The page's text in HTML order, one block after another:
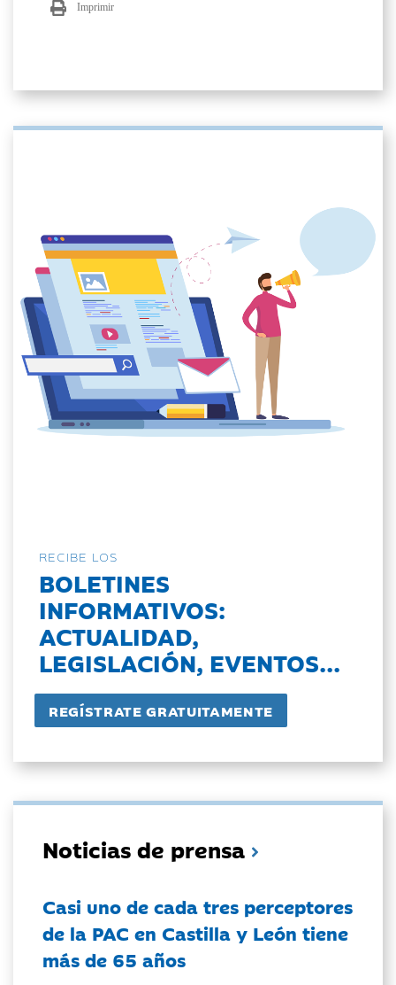
Imprimir
RECIBE LOS
BOLETINES
INFORMATIVOS:
ACTUALIDAD,
LEGISLACIÓN, EVENTOS...
Noticias de prensa
Casi uno de cada tres perceptores
de la PAC en Castilla y León tiene
más de 65 años